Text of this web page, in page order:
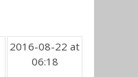
2016-08-22 at
06:18